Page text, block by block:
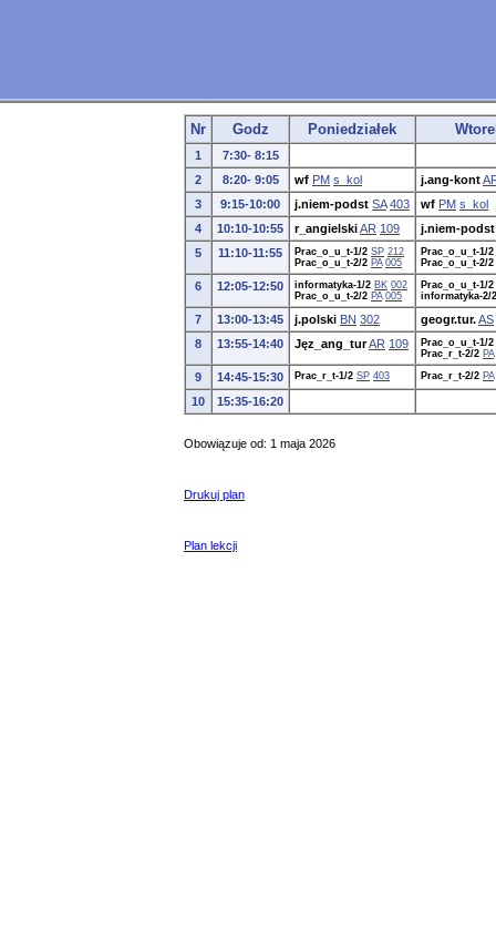
Nr Godz Poniedziałek
1
7:30- 8:15
2
8:20- 9:05 wf PM s_kol j.ang-kont
3
9:15-10:00 j.niem-podst SA 403 wf PM s_kol
4
10:10-10:55 r_angielskiAR 109
j.niem-podst
5
11:10-11:55 Prac_o_u_t-1/2 SP 212
Prac_o_u_t-2/2 PA 005
Prac_o_u_t-1/2
Prac_o_u_t-2/2
6 12:05-12:50 informatyka-1/2 BK 002
Prac_o_u_t-2/2 PA 005
Prac_o_u_t-1/2
informatyka-2/2
7 13:00-13:45 j.polski BN 302 geogr.tur.AS
8
13:55-14:40 Jęz_ang_turAR 109
Prac_o_u_t-1/2
Prac_r_t-2/2 PA
9 14:45-15:30 Prac_r_t-1/2 SP 403 Prac_r_t-2/2 PA
10 15:35-16:20
Obowiązuje od: 1 maja 2026
Drukuj plan
Plan lekcji